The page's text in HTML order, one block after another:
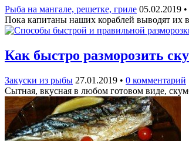
Рыба на мангале, решетке, гриле 05.02.2019 •
Пока капитаны наших кораблей выводят их
Как быстро разморозить
Закуски из рыбы 27.01.2019 • 0 комментарий
Сытная, вкусная в любом готовом виде,